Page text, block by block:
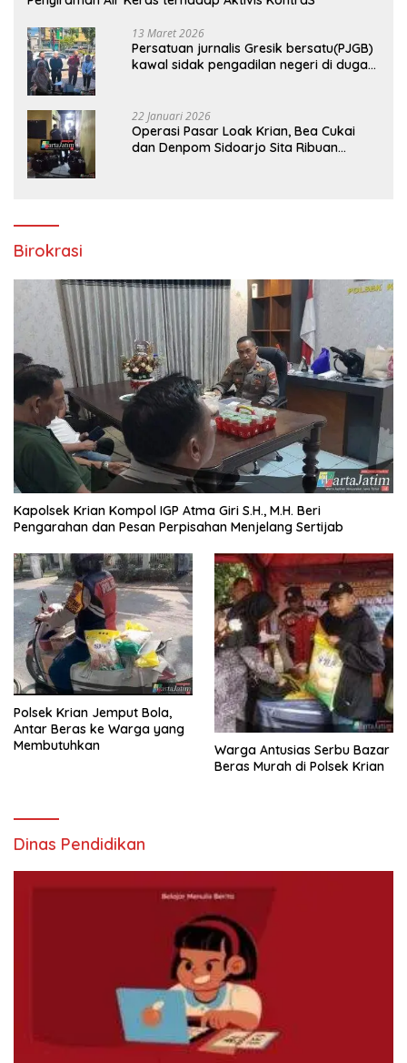
13 Maret 2026
Persatuan jurnalis Gresik bersatu(PJGB)
kawal sidak pengadilan negeri di duga
22 Januari 2026
Operasi Pasar Loak Krian, Bea Cukai
dan Denpom Sidoarjo Sita Ribuan
Birokrasi
Kapolsek Krian Kompol IGP Atma Giri S.H., M.H. Beri
Pengarahan dan Pesan Perpisahan Menjelang Sertijab
Polsek Krian Jemput Bola,
Antar Beras ke Warga yang
Membutuhkan
Warga Antusias Serbu Bazar
Beras Murah di Polsek Krian
Dinas Pendidikan